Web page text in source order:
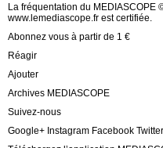
La fréquentation du MEDIASCOPE
www.lemediascope.fr est certifiée.
Abonnez vous à partir de 1 €
Réagir
Ajouter
Archives MEDIASCOPE
Suivez-nous
Google+ Instagram Facebook